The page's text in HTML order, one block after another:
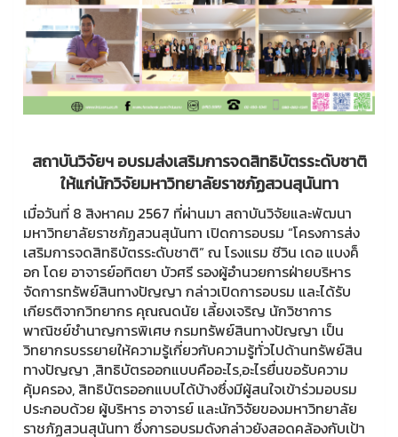
สถาบันวิจัยฯ อบรมส่งเสริมการจดสิทธิบัตรระดับชาติ
ให้แก่นักวิจัยมหาวิทยาลัยราชภัฏสวนสุนันทา
เมื่อวันที่ 8 สิงหาคม 2567 ที่ผ่านมา สถาบันวิจัยและพัฒนา
มหาวิทยาลัยราชภัฏสวนสุนันทา เปิดการอบรม “โครงการส่ง
เสริมการจดสิทธิบัตรระดับชาติ” ณ โรงแรม ชีวิน เดอ แบงค็
อก โดย อาจารย์อทิตยา บัวศรี รองผู้อำนวยการฝ่ายบริหาร
จัดการทรัพย์สินทางปัญญา กล่าวเปิดการอบรม และได้รับ
เกียรติจากวิทยากร คุณณดนัย เลี้ยงเจริญ นักวิชาการ
พาณิชย์ชำนาญการพิเศษ กรมทรัพย์สินทางปัญญา เป็น
วิทยากรบรรยายให้ความรู้เกี่ยวกับความรู้ทั่วไปด้านทรัพย์สิน
ทางปัญญา ,สิทธิบัตรออกแบบคืออะไร,อะไรยื่นขอรับความ
คุ้มครอง, สิทธิบัตรออกแบบได้บ้างซึ่งมีผู้สนใจเข้าร่วมอบรม
ประกอบด้วย ผู้บริหาร อาจารย์ และนักวิจัยของมหาวิทยาลัย
ราชภัฏสวนสุนันทา ซึ่งการอบรมดังกล่าวยังสอดคล้องกับเป้า